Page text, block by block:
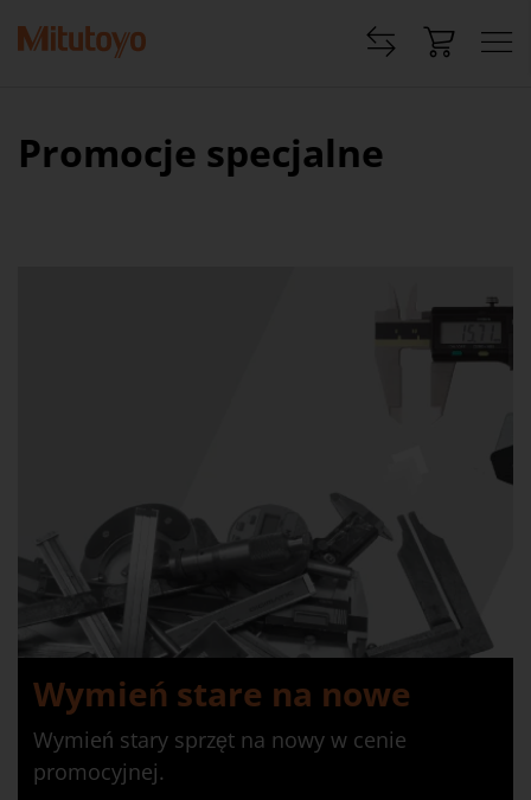
Promocje specjalne
Wymień stare na nowe
Wymień stary sprzęt na nowy w cenie
promocyjnej.